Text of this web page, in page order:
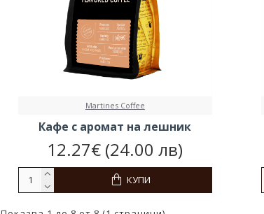
Martines Coffee
Кафе с аромат на лешник
12.27€ (24.00 лв)
КУПИ